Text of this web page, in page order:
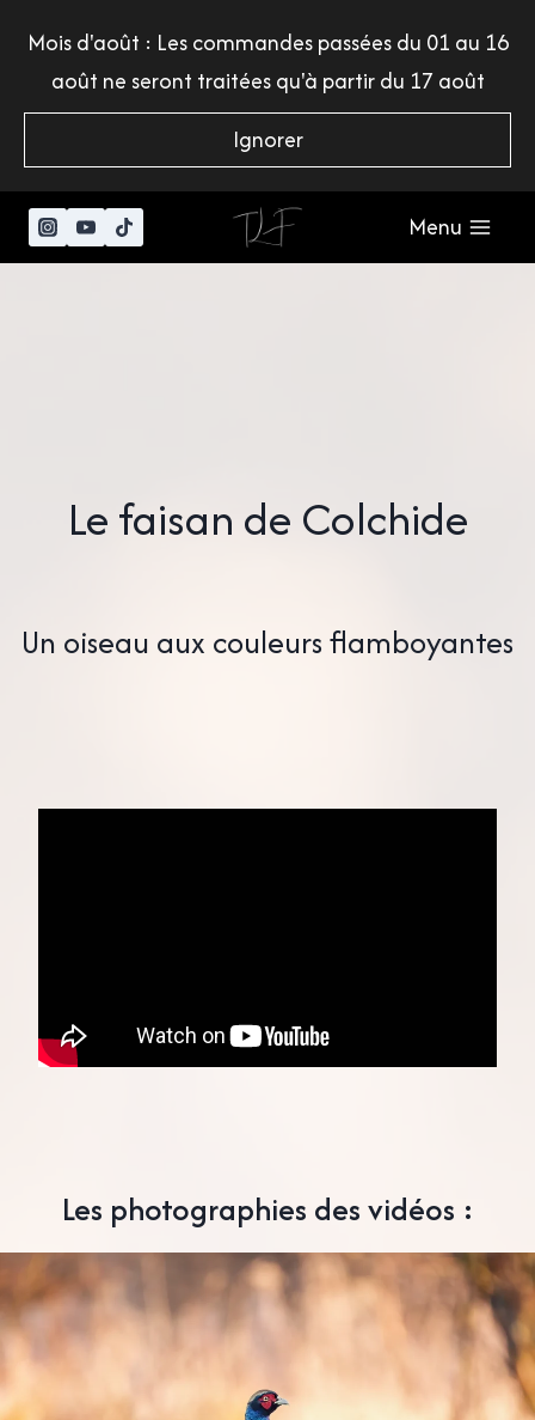
contenu
Mois d'août : Les commandes passées du 01 au 16
août ne seront traitées qu'à partir du 17 août
Ignorer
Menu
Le faisan de Colchide
Un oiseau aux couleurs flamboyantes
Les photographies des vidéos :